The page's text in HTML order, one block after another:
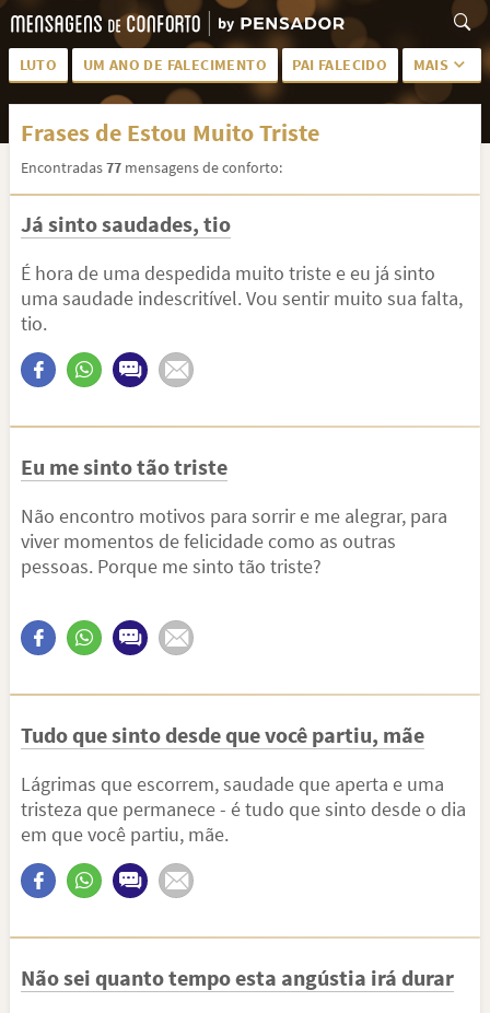
LUTO UM ANO DE FALECIMENTO PAI FALECIDO MAIS
LUTO PARA AMIGA PALAVRAS
MEUS SENTIMENTOS
FRASES DE LUTO PARA AMIGO FIM DE NAMORO
TODAS AS CATEGORIAS
Frases de Estou Muito Triste
Encontradas77 mensagens de conforto:
Já sinto saudades, tio
É hora de uma despedida muito triste e eu já sinto
uma saudade indescritível. Vou sentir muito sua falta,
tio.
Eu me sinto tão triste
Não encontro motivos para sorrir e me alegrar, para
viver momentos de felicidade como as outras
pessoas. Porque me sinto tão triste?
Tudo que sinto desde que você partiu, mãe
Lágrimas que escorrem, saudade que aperta e uma
tristeza que permanece - é tudo que sinto desde o dia
em que você partiu, mãe.
Não sei quanto tempo esta angústia irá durar